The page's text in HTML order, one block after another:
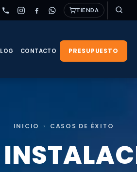
TIENDA
CONTACTO PRESUPUESTO
INICIO › CASOS DE ÉXITO